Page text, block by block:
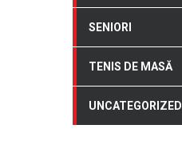
SENIORI
TENIS DE MASĂ
UNCATEGORIZED